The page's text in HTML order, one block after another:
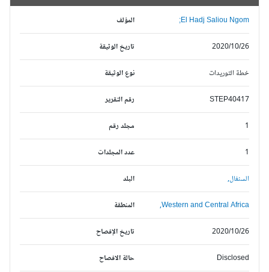
المؤلف El Hadj Saliou Ngom;
تاريخ الوثيقة 2020/10/26
نوع الوثيقة خطة التوريدات
رقم التقرير STEP40417
مجلد رقم
عدد المجلدات
البلد السنغال,
المنطقة Western and Central Africa,
تاريخ الإفصاح 2020/10/26
حالة الافصاح Disclosed